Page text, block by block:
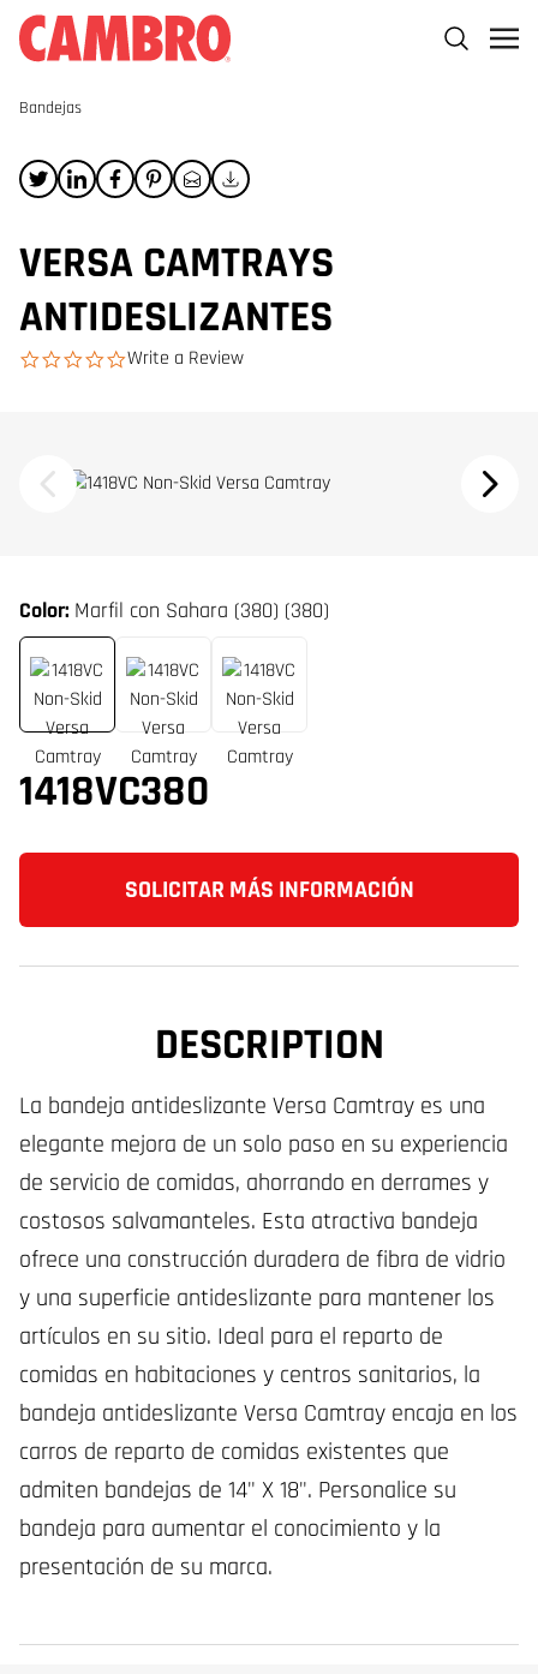
Bandejas
VERSA CAMTRAYS
ANTIDESLIZANTES
0.0 star rating
Write a Review
Color: Marfil con Sahara (380) (380)
1418VC380
SOLICITAR MÁS INFORMACIÓN
DESCRIPTION
La bandeja antideslizante Versa Camtray es una
elegante mejora de un solo paso en su experiencia
de servicio de comidas, ahorrando en derrames y
costosos salvamanteles. Esta atractiva bandeja
ofrece una construcción duradera de fibra de vidrio
y una superficie antideslizante para mantener los
artículos en su sitio. Ideal para el reparto de
comidas en habitaciones y centros sanitarios, la
bandeja antideslizante Versa Camtray encaja en los
carros de reparto de comidas existentes que
admiten bandejas de 14" X 18". Personalice su
bandeja para aumentar el conocimiento y la
presentación de su marca.